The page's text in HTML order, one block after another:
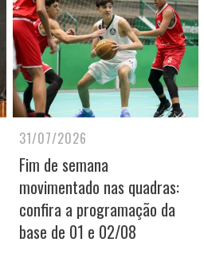
31/07/2026
Fim de semana
movimentado nas quadras:
confira a programação da
base de 01 e 02/08